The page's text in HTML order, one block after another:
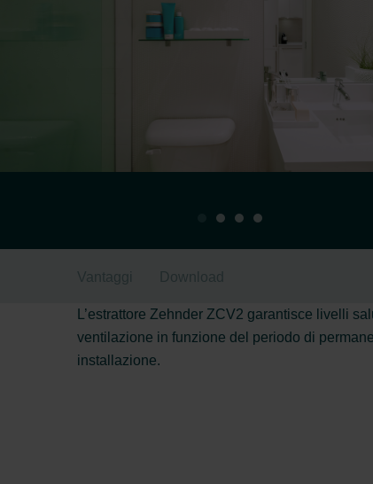
Vantaggi Download
L’estrattore Zehnder ZCV2 garantisce livelli
ventilazione in funzione del periodo di
installazione.